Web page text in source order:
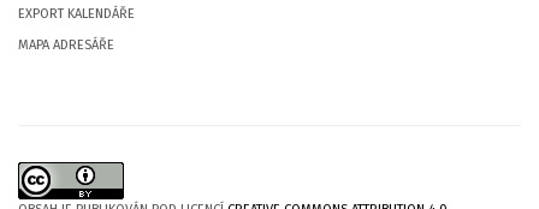
EXPORT KALENDÁŘE
MAPA ADRESÁŘE